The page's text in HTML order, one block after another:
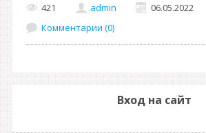
421 admin
06.05.2022
Комментарии (0)
Вход на сайт